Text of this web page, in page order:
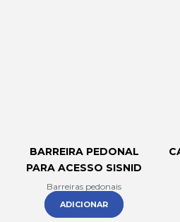
BARREIRA PEDONAL
PARA ACESSO SISNID
Barreiras pedonais
ADICIONAR